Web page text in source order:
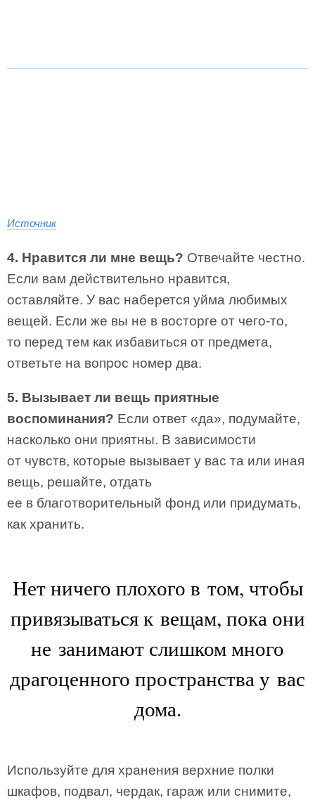
Источник
4. Нравится ли мне вещь? Отвечайте честно.
Если вам действительно нравится,
оставляйте. У вас наберется уйма любимых
вещей. Если же вы не в восторге от чего-то,
то перед тем как избавиться от предмета,
ответьте на вопрос номер два.
5. Вызывает ли вещь приятные
воспоминания? Если ответ «да», подумайте,
насколько они приятны. В зависимости
от чувств, которые вызывает у вас та или иная
вещь, решайте, отдать
ее в благотворительный фонд или придумать,
как хранить.
Нет ничего плохого в том, чтобы
привязываться к вещам, пока они
не занимают слишком много
драгоценного пространства у вас
дома.
Используйте для хранения верхние полки
шкафов, подвал, чердак, гараж или снимите,